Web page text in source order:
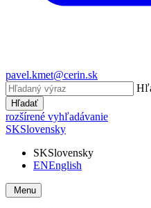
pavel.kmet@cerin.sk
Hľadať
rozšírené vyhľadávanie
SKSlovensky
SKSlovensky
ENEnglish
Menu